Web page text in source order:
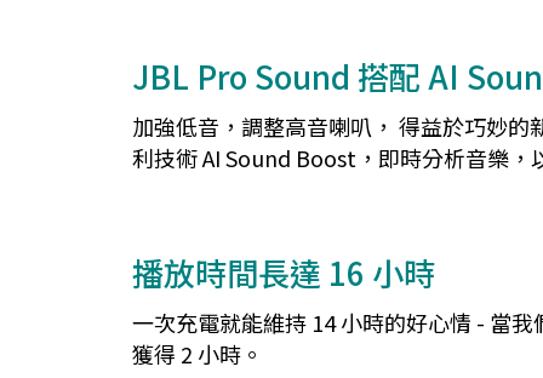
JBL Pro Sound 搭配 AI
加強低音，調整高音喇叭， 得益於巧妙
利技術 AI Sound Boost，即時分析音樂
播放時間長達 16 小時
一次充電就能維持 14 小時的好心情 - 當
獲得 2 小時。